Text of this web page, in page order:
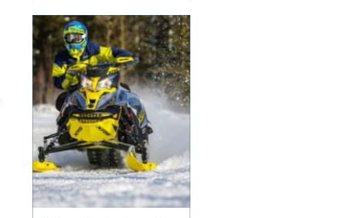
standardlokal med
projektor och block.
Läget vid Siljan, de
klassiska trähusen och
den stilla bymiljön
skapar en inramnin...